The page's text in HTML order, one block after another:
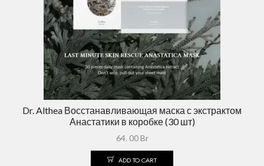
Dr. Althea Восстанавливающая маска с экстрактом
Анастатики в коробке (30 шт)
64. 00Br
ADD TO CART